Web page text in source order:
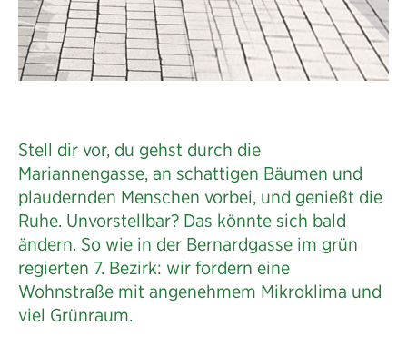
Stell dir vor, du gehst durch die
Mariannengasse, an schattigen Bäumen und
plaudernden Menschen vorbei, und genießt die
Ruhe. Unvorstellbar? Das könnte sich bald
ändern. So wie in der Bernardgasse im grün
regierten 7. Bezirk: wir fordern eine
Wohnstraße mit angenehmem Mikroklima und
viel Grünraum.